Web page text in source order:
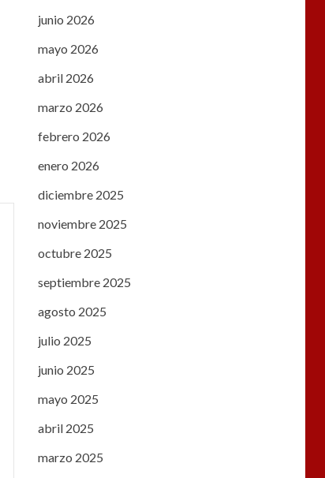
junio 2026
mayo 2026
abril 2026
marzo 2026
febrero 2026
enero 2026
diciembre 2025
noviembre 2025
octubre 2025
septiembre 2025
agosto 2025
julio 2025
junio 2025
mayo 2025
abril 2025
marzo 2025